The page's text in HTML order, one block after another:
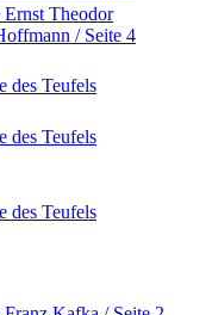
Theodor
/ Seite 4
des Teufels
des Teufels
des Teufels